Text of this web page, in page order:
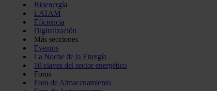
Bioenergía
LATAM
Eficiencia
Digitalización
Más secciones
Eventos
La Noche de la Energía
10 claves del sector energético
Foros
Foro de Almacenamiento